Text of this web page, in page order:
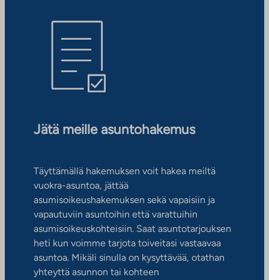
Jätä meille asuntohakemus
Täyttämällä hakemuksen voit hakea meiltä
vuokra-asuntoa, jättää
asumisoikeushakemuksen sekä vapaisiin ja
vapautuviin asuntoihin että varattuihin
asumisoikeuskohteisiin. Saat asuntotarjouksen
heti kun voimme tarjota toiveitasi vastaavaa
asuntoa. Mikäli sinulla on kysyttävää, otathan
yhteyttä asunnon tai kohteen